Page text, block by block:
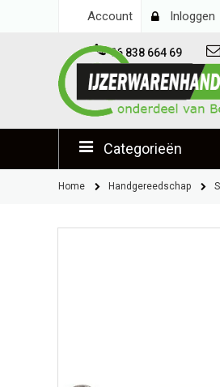
Account Inloggen
06 838 664 69
Categorieën
Home Handgereedschap